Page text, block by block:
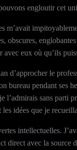
engloutir cet
m’avait
obscures,
eux où qu’ils
d’approcher le
bureau pendant ses
sans parti
idées que je
intellectuelles.
direct avec la